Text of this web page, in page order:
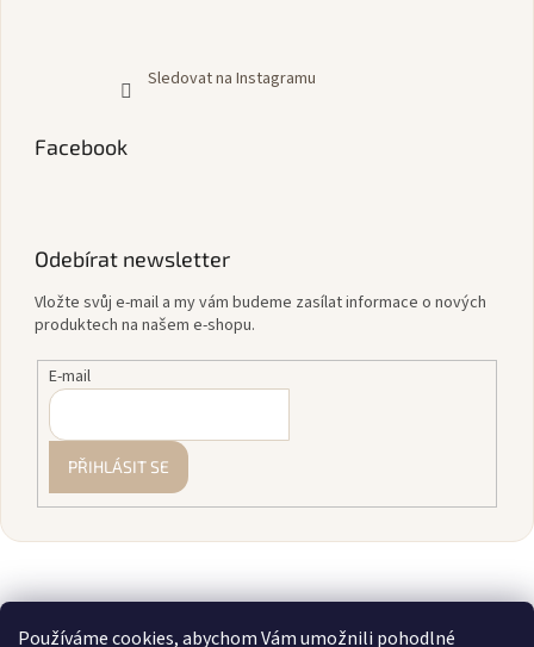
Používáme cookies, abychom Vám umožnili pohodlné
Sledovat na Instagramu
Facebook
Odebírat newsletter
Vložte svůj e-mail a my vám budeme zasílat informace o nových
produktech na našem e-shopu.
E-mail
PŘIHLÁSIT SE